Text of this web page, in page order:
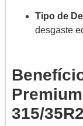
Tipo de
desgaste
315/